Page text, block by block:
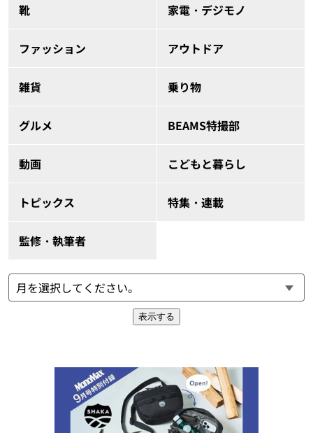
靴 家電・デジモノ
ファッション アウトドア
雑貨 乗り物
グルメ BEAMS特撮部
動画 こどもと暮らし
トピックス 特集・連載
監修・執筆者
表示する